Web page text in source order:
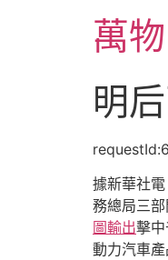
萬
明
據新華社
務總局三
圖輸出擊
動力汽車